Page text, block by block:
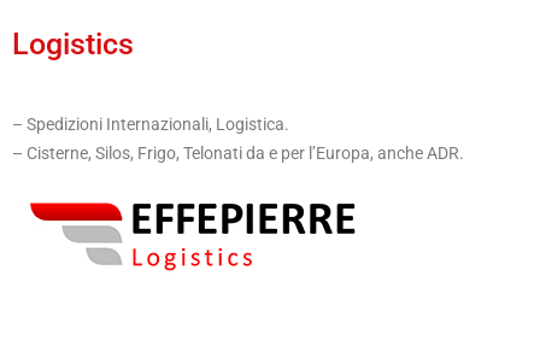
Logistics
– Spedizioni Internazionali, Logistica.
– Cisterne, Silos, Frigo, Telonati da e per l’Europa, anche ADR.